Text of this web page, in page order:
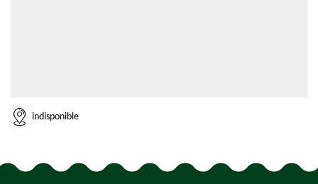
indisponible